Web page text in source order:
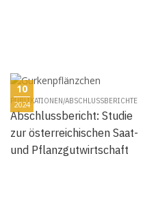
10
2024
PUBLIKATIONEN/ABSCHLUSSBERICHTE
Abschlussbericht: Studie
zur österreichischen Saat-
und Pflanzgutwirtschaft